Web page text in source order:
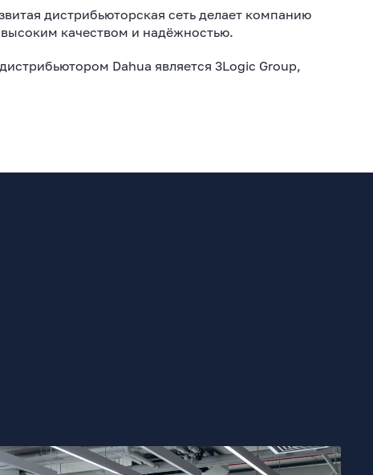
дистрибьюторская сеть делает компанию
качеством и надёжностью.
Dahua является 3Logic Group,